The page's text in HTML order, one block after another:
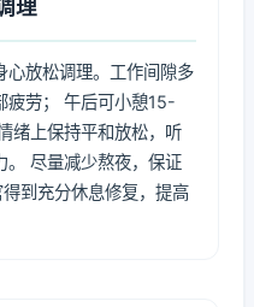
理
心放松调理。工作间隙多
疲劳； 午后可小憩15-
绪上保持平和放松，听
。 尽量减少熬夜，保证
到充分休息修复，提高